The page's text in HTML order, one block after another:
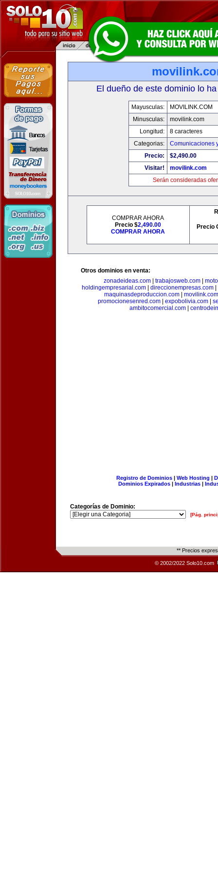
El dueño de este dominio lo
Mayusculas:
MOVILINK.COM
Minusculas:
movilink.com
Longitud:
8 caracteres
Categorias:
Comunicaciones
Precio:
$2,490.00
Visitar!
movilink.com
Serán consideradas
COMPRAR AHORA
Precio $2,490.00
COMPRAR AHORA
Precio
Otros dominios en venta:
zonadeideas.com
trabajosweb.com
holdingempresarial.com
direccionempresas.com
maquinasdeproduccion.com
movilink.com
promocionesenred.com| expobolivia.com|
ambitocomercial.com
Registro de Dominios| Web Hosting |
Dominios Expirados | Industrias |
Categorías de Dominio:
[Pág.
** Precios
© 2002/2022 Solo10.com